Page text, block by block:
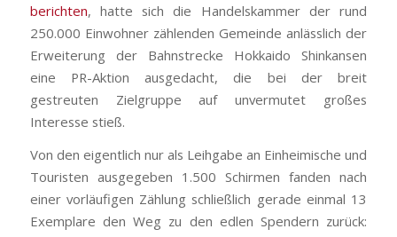
berichten, hatte sich die Handelskammer der rund
250.000 Einwohner zählenden Gemeinde anlässlich der
Erweiterung der Bahnstrecke Hokkaido Shinkansen
eine PR-Aktion ausgedacht, die bei der breit
gestreuten Zielgruppe auf unvermutet großes
Interesse stieß.
Von den eigentlich nur als Leihgabe an Einheimische und
Touristen ausgegeben 1.500 Schirmen fanden nach
einer vorläufigen Zählung schließlich gerade einmal 13
Exemplare den Weg zu den edlen Spendern zurück: